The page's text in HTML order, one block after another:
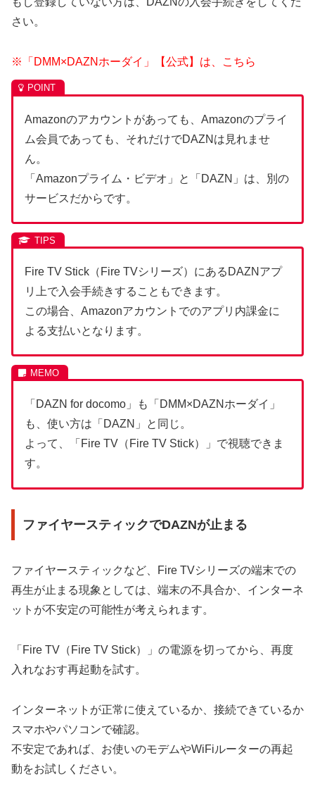
さい。
※「DMM×DAZNホーダイ」【公式】は、こちら
Amazonのアカウントがあっても、Amazonのプライ
ム会員であっても、それだけでDAZNは見れませ
ん。
「Amazonプライム・ビデオ」と「DAZN」は、別の
サービスだからです。
Fire TV Stick（Fire TVシリーズ）にあるDAZNアプ
リ上で入会手続きすることもできます。
この場合、Amazonアカウントでのアプリ内課金に
よる支払いとなります。
「DAZN for docomo」も「DMM×DAZNホーダイ」
も、使い方は「DAZN」と同じ。
よって、「Fire TV（Fire TV Stick）」で視聴できま
す。
ファイヤースティックでDAZNが止まる
ファイヤースティック など、Fire TVシリーズの端末での
再生が止まる現象としては、端末の不具合か、インターネ
ットが不安定の可能性が考えられます。
「Fire TV（Fire TV Stick）」の電源を切ってから、再度
入れなおす再起動を試す。
インターネットが正常に使えているか、接続できているか
スマホやパソコンで確認。
不安定であれば、お使いのモデムやWiFiルーターの再起
動をお試しください。